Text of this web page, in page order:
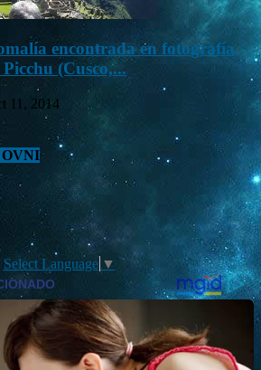
encontrada en fotografía
(Cusco,...
11, 2014
OVNI
Select Language ▼